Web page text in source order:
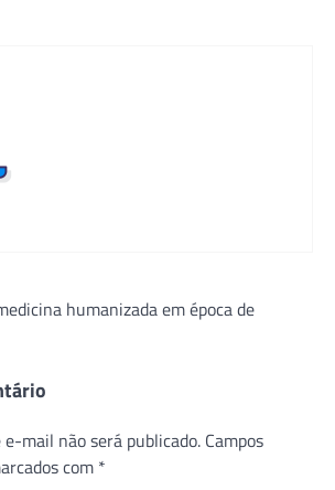
humanizada em época de
e-mail não será publicado. Campos
com *